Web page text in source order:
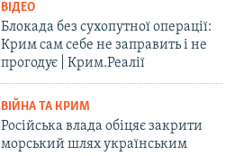
ВІДЕО
Блокада без сухопутної операції:
Крим сам себе не заправить і не
прогодує | Крим.Реалії
ВІЙНА ТА КРИМ
Російська влада обіцяє закрити
морський шлях українським